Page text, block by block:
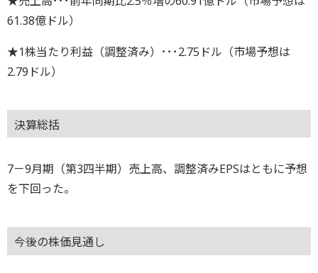
61.38億ドル）
★1株当たり利益（調整済み）･･･2.75ドル（市場予想は
2.79ドル）
決算総括
7－9月期（第3四半期）売上高、調整済みEPSはともに予想
を下回った。
今後の株価見通し